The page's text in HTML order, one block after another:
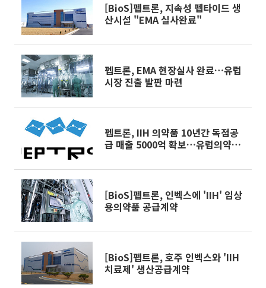
[BioS]펩트론, 지속성 펩타이드 생
산시설 "EMA 실사완료"
펩트론, EMA 현장실사 완료…유럽
시장 진출 발판 마련
펩트론, IIH 의약품 10년간 독점공
급 매출 5000억 확보…유럽의약품
[BioS]펩트론, 인벡스에 'IIH' 임상
용의약품 공급계약
[BioS]펩트론, 호주 인벡스와 'IIH
치료제' 생산공급계약